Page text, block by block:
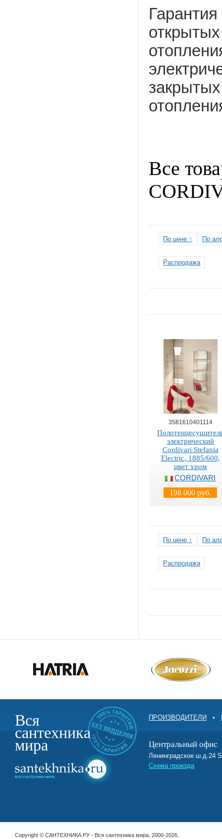
Все
По цене ↑ По
Распродажа
3581610401114
электрический
Cordivari Stefania
Electric, 1885/600,
цвет хром
CORDIVARI
198 000 руб.
По цене ↑ По
Распродажа
Вся
сантехника
мира
ПРОИЗВОДИТЕЛИ •
Центральный офис
Ленинградское ш.д.24
Схема проезда
Copyright © САНТЕХНИКА.РУ - Вся сантехника мира, 2000-2026.